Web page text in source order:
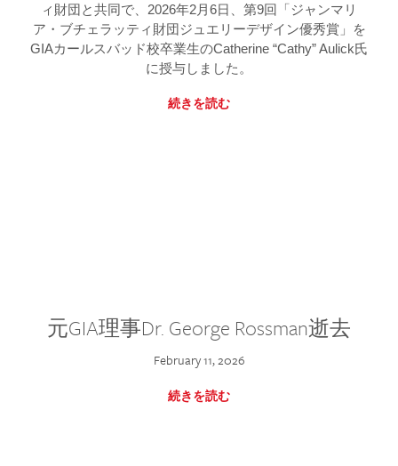
ィ財団と共同で、2026年2月6日、第9回「ジャンマリ
ア・ブチェラッティ財団ジュエリーデザイン優秀賞」を
GIAカールスバッド校卒業生のCatherine “Cathy” Aulick氏
に授与しました。
続きを読む
元GIA理事Dr. George Rossman逝去
February 11, 2026
続きを読む